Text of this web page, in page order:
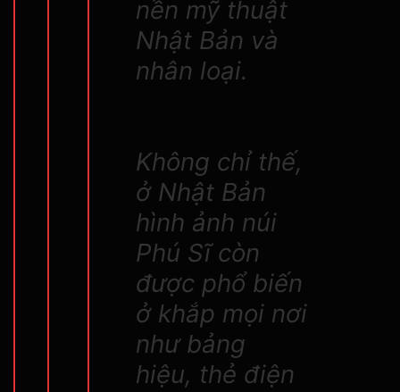
nền mỹ thuật
Nhật Bản và
nhân loại.
Không chỉ thế,
ở Nhật Bản
hình ảnh núi
Phú Sĩ còn
được phổ biến
ở khắp mọi nơi
như bảng
hiệu, thẻ điện